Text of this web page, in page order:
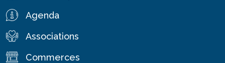
Agenda
Associations
Commerces